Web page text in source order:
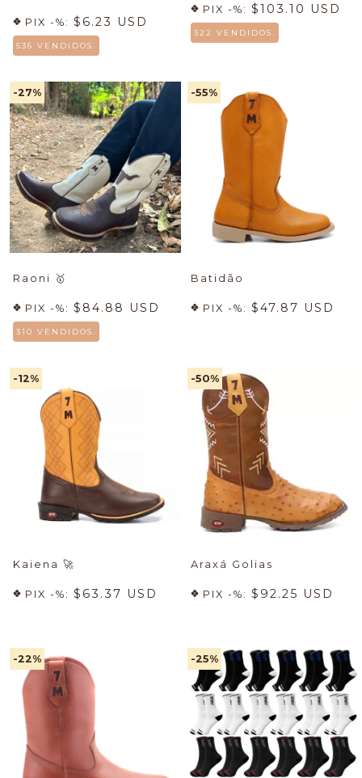
PIX -%: $6.23 USD
536 VENDIDOS.
PIX -%: $103.10 USD
322 VENDIDOS.
-27%
Raoni 🥇
PIX -%: $84.88 USD
310 VENDIDOS.
-55%
Batidão
PIX -%: $47.87 USD
-12%
Kaiena 🚀
PIX -%: $63.37 USD
-50%
Araxá Golias
PIX -%: $92.25 USD
-22% -25%